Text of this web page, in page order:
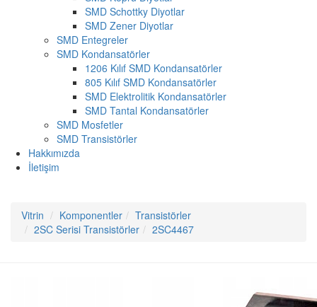
SMD Schottky Diyotlar
SMD Zener Diyotlar
SMD Entegreler
SMD Kondansatörler
1206 Kılıf SMD Kondansatörler
805 Kılıf SMD Kondansatörler
SMD Elektrolitik Kondansatörler
SMD Tantal Kondansatörler
SMD Mosfetler
SMD Transistörler
Hakkımızda
İletişim
Vitrin Komponentler
Transistörler
2SC Serisi Transistörler
2SC4467